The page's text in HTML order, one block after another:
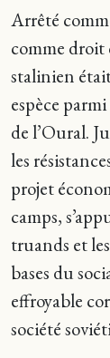
Arrêté
comme droit
stalinien
espèce
de l’Oural.
les
projet
camps,
truands et
bases du
effroyable
société